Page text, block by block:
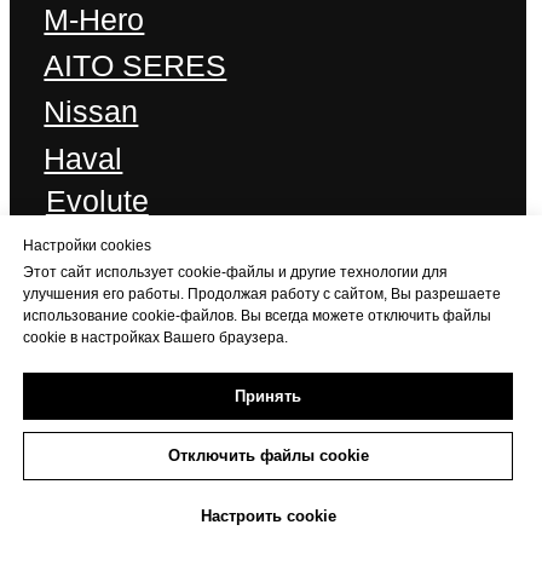
+7 (473) 233-06-06
Настройки cookies
Этот сайт использует cookie-файлы и другие технологии для
улучшения его работы. Продолжая работу с сайтом, Вы разрешаете
использование cookie-файлов. Вы всегда можете отключить файлы
cookie в настройках Вашего браузера.
Принять
Отключить файлы cookie
Настроить cookie